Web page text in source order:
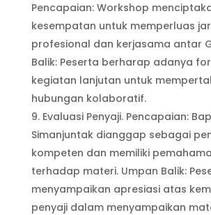
Pencapaian: Workshop
kesempatan untuk memperluas
profesional dan kerjasama antar
Balik: Peserta berharap adanya
kegiatan lanjutan untuk
hubungan kolaboratif.
Evaluasi Penyaji. Pencapaian:
Simanjuntak dianggap sebagai
kompeten dan memiliki
terhadap materi. Umpan Balik:
menyampaikan apresiasi atas
penyaji dalam menyampaikan